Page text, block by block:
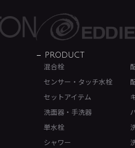
PRODUCT
混合栓
センサー・タッチ水栓
セットアイテム
洗面器・手洗器
単水栓
シャワー